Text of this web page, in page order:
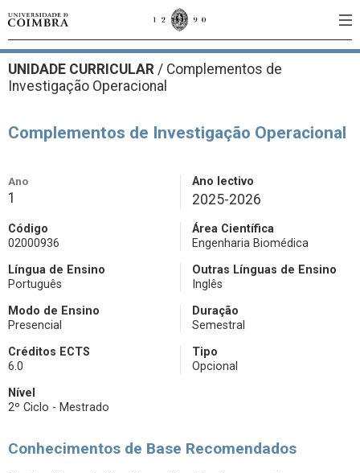
UNIDADE CURRICULAR / Complementos de
Investigação Operacional
Complementos de Investigação Operacional
Ano
1
Ano lectivo
2025-2026
Código
02000936
Área Científica
Engenharia Biomédica
Língua de Ensino
Português
Outras Línguas de Ensino
Inglês
Modo de Ensino
Presencial
Duração
Semestral
Créditos ECTS
6.0
Tipo
Opcional
Nível
2º Ciclo - Mestrado
Conhecimentos de Base Recomendados